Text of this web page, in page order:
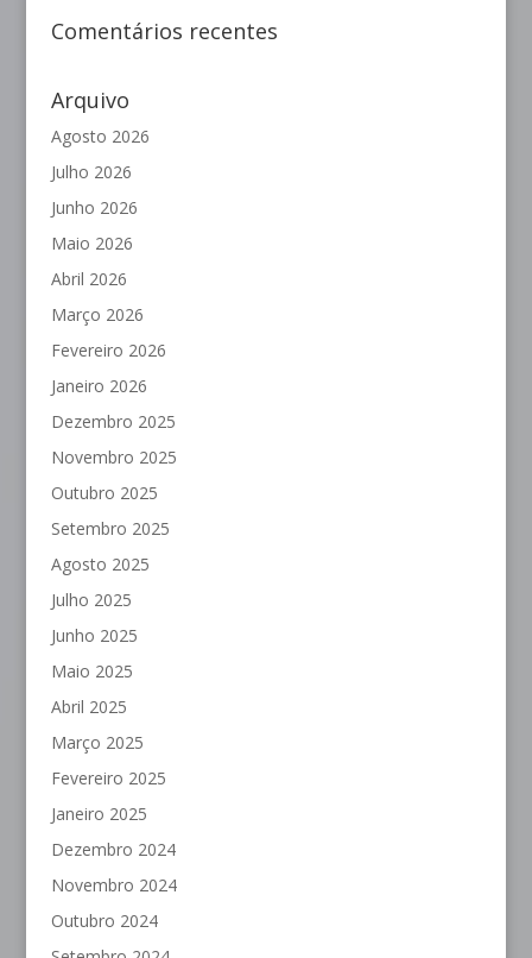
Comentários recentes
Arquivo
Agosto 2026
Julho 2026
Junho 2026
Maio 2026
Abril 2026
Março 2026
Fevereiro 2026
Janeiro 2026
Dezembro 2025
Novembro 2025
Outubro 2025
Setembro 2025
Agosto 2025
Julho 2025
Junho 2025
Maio 2025
Abril 2025
Março 2025
Fevereiro 2025
Janeiro 2025
Dezembro 2024
Novembro 2024
Outubro 2024